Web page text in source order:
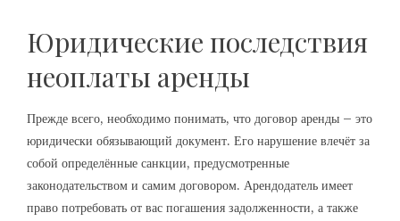
Юридические последствия
неоплаты аренды
Прежде всего, необходимо понимать, что договор аренды – это
юридически обязывающий документ. Его нарушение влечёт за
собой определённые санкции, предусмотренные
законодательством и самим договором. Арендодатель имеет
право потребовать от вас погашения задолженности, а также